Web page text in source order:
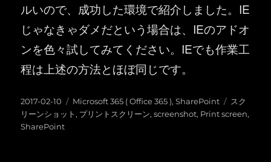
ルいので、成功した環境で紹介しました。IE
じゃなきゃダメだという場合は、IEのアドオ
ンを色々試してみてください。IEでも作業工
程は上述の方法とほぼ同じです。
投
稿
日:
2017-02-10
カ
テ
Microsoft 365 ( Office 365 ),SharePoint
タ
グ
スク
リーンショット, プリントスクリーン,screenshot, Print screen,
SharePoint